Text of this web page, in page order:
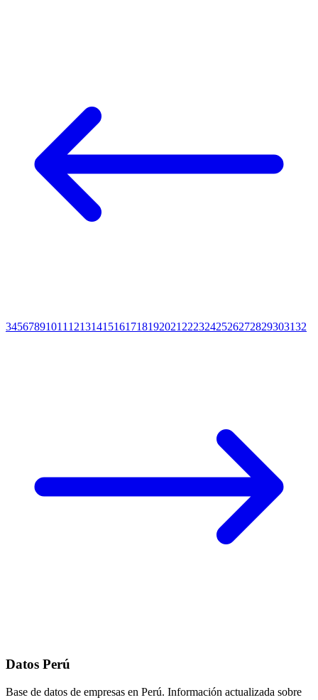
34567891011 12131415161718192021 2223242526272829303132
Datos Perú
Base de datos de empresas en Perú. Información actualizada sobre